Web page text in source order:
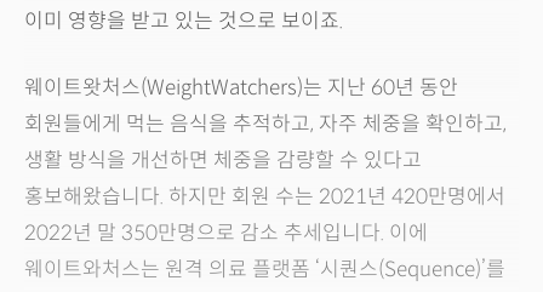
이미 영향을 받고 있는 것으로 보이죠.
웨이트왓처스(WeightWatchers)는 지난 60년 동안
회원들에게 먹는 음식을 추적하고, 자주 체중을 확인하고,
생활 방식을 개선하면 체중을 감량할 수 있다고
홍보해왔습니다. 하지만 회원 수는 2021년 420만명에서
2022년 말 350만명으로 감소 추세입니다. 이에
웨이트와처스는 원격 의료 플랫폼 ‘시퀀스(Sequence)’를